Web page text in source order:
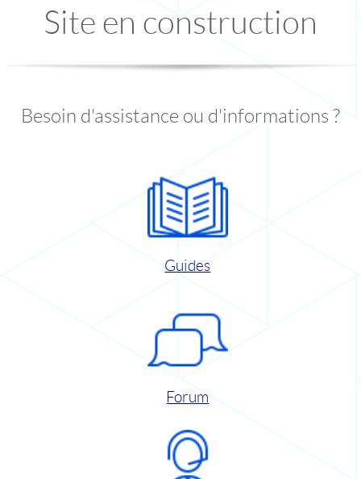
Site en construction
Besoin d'assistance ou d'informations ?
Guides
Forum